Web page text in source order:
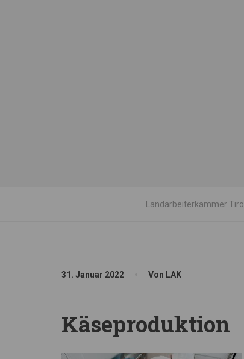
Landarbeiterkammer Tirol
31. Januar 2022 Von LAK
Käseproduktion